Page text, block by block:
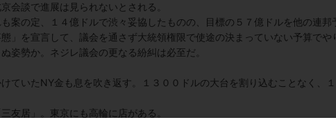
会談で進展は見られないとされる。
案の定、１４億ドルで渋々妥協したものの、目標の５７億ドルを他の連邦
」を宣言して、議会を通さず大統領権限で使途の決まっていない予算でや
姿勢か。ネジレ議会の更なる紛糾は必至だ。
ていたNY金も息を吹き返す。１３００ドルの大台を割り込むことなく、１
友居」。東京にも高輪に店がある。